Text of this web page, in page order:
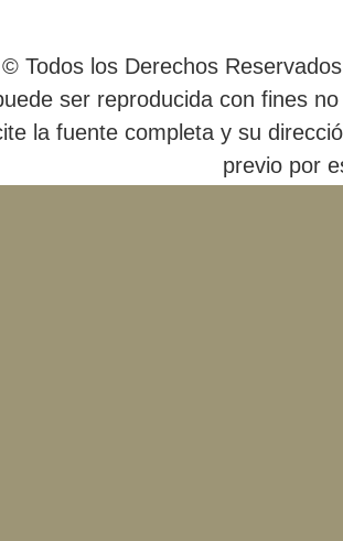
© Todos los Derechos
ser reproducida con fines
la fuente completa y su
previo por